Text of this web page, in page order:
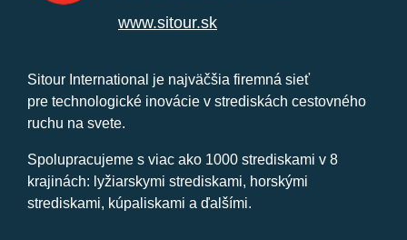
www.sitour.sk
Sitour International je najväčšia firemná sieť
pre technologické inovácie v strediskách cestovného
ruchu na svete.
Spolupracujeme s viac ako 1000 strediskami v 8
krajinách: lyžiarskymi strediskami, horskými
strediskami, kúpaliskami a ďalšími.